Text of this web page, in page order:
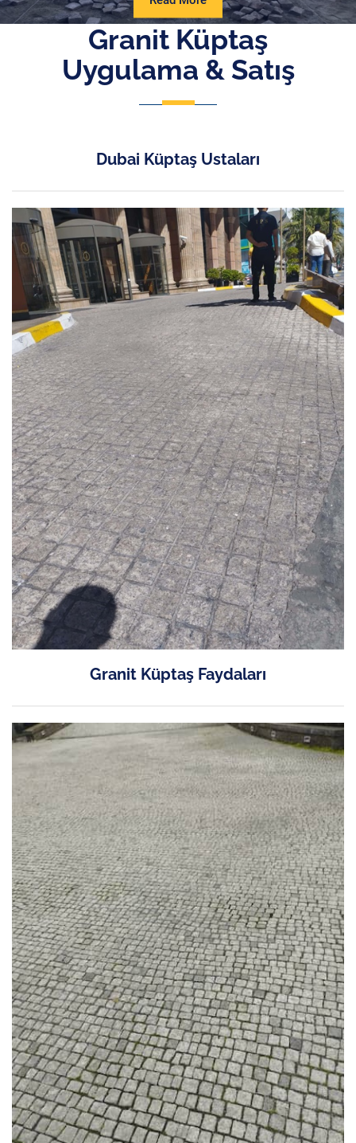
More
Granit Küptaş
Uygulama & Satış
Dubai Küptaş Ustaları
Granit Küptaş Faydaları